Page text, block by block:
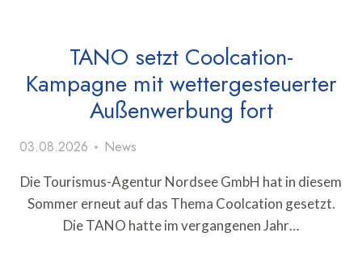
TANO setzt Coolcation-
Kampagne mit wettergesteuerter
Außenwerbung fort
03.08.2026 News
Die Tourismus-Agentur Nordsee GmbH hat in diesem
Sommer erneut auf das Thema Coolcation gesetzt.
Die TANO hatte im vergangenen Jahr…